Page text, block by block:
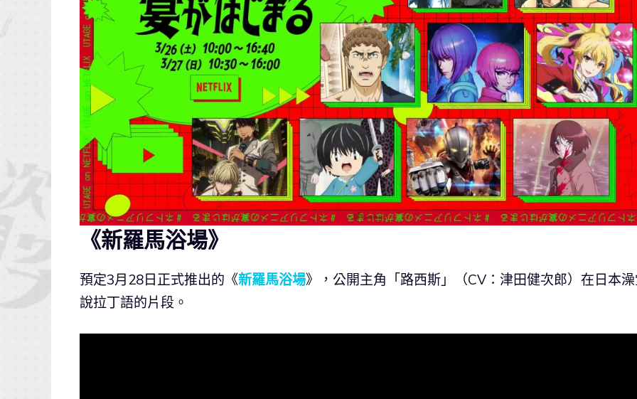
《新羅馬浴場》
預定3月28日正式推出的《新羅馬浴場》，公開主角「路西斯」（CV：津田健次郎）在日本
說拉丁語的片段。